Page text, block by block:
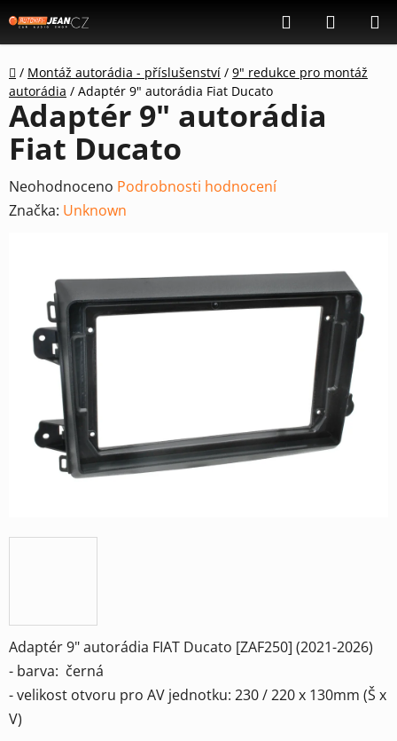
na
obsah
Hledat
KOŠÍK
Domů
/ Montáž autorádia - příslušenství / 9" redukce pro montáž
autorádia / Adaptér 9" autorádia Fiat Ducato
Adaptér 9" autorádia FIAT Ducato [ZAF250] (2021-2026)
- barva: černá
- velikost otvoru pro AV jednotku: 230 / 220 x 130mm (Š x
V)
Adaptér 9" autorádia
Fiat Ducato
Průměrné
hodnocení
hvězdiček.
Neohodnoceno Podrobnosti hodnocení
Značka: Unknown